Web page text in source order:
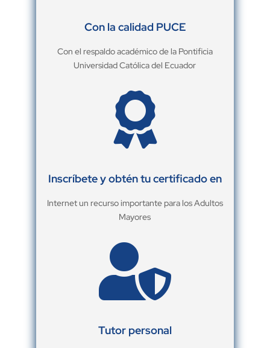
Con la calidad PUCE
Con el respaldo académico de la Pontificia
Universidad Católica del Ecuador

Inscríbete y obtén tu certificado en
Internet un recurso importante para los Adultos
Mayores

Tutor personal